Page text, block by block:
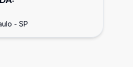
- SP